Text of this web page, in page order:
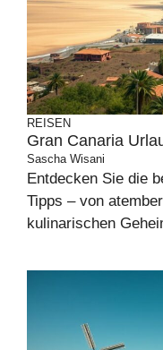
REISEN
Gran Canaria
Sascha Wisani
Entdecken Sie die
Tipps – von
kulinarischen